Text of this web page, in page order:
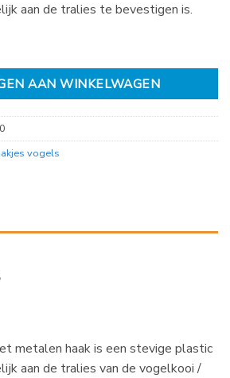
aan de tralies te bevestigen is.
haak aantal
AAN WINKELWAGEN
vogels
metalen haak is een stevige plastic
aan de tralies van de vogelkooi /